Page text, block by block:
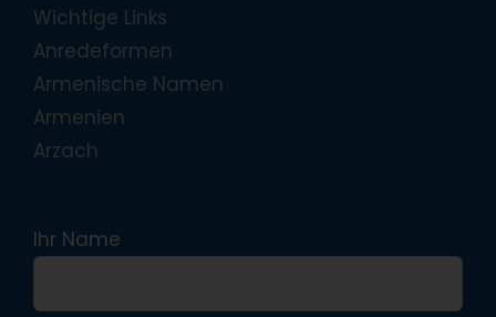
Wichtige Links
Anredeformen
Armenische Namen
Armenien
Arzach
Ihr Name